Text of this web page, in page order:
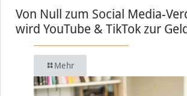
Von Null zum Social Media-
wird YouTube & TikTok zur
Mehr